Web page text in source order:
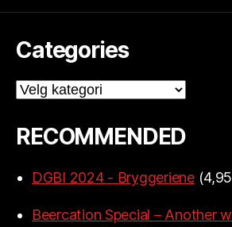
Categories
Categories
RECOMMENDED
DGBI 2024 - Bryggeriene
Beercation Special – Another